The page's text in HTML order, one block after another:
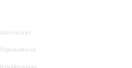
Щёлковская
Первомайская
Измайловская